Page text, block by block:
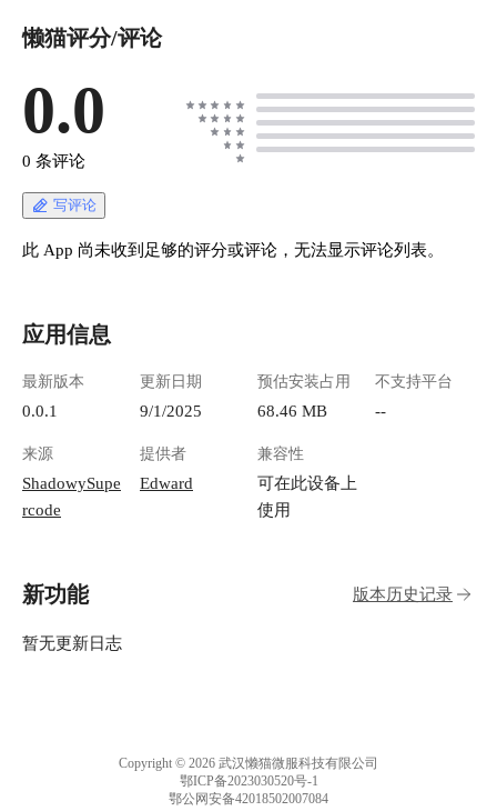
懒猫评分/评论
0.0
0 条评论
写评论
此 App 尚未收到足够的评分或评论，无法显示评论列表。
应用信息
最新版本
0.0.1
更新日期
9/1/2025
预估安装占用
68.46 MB
不支持平台
--
来源
ShadowySupe
rcode
提供者
Edward
兼容性
可在此设备上
使用
新功能 版本历史记录
暂无更新日志
Copyright © 2026 武汉懒猫微服科技有限公司
鄂ICP备2023030520号-1
鄂公网安备42018502007084